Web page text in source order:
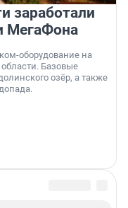
заработали
МегаФона
оборудование на
Базовые
озёр, а также